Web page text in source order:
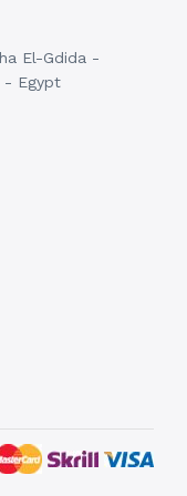
El-Gdida -
- Egypt